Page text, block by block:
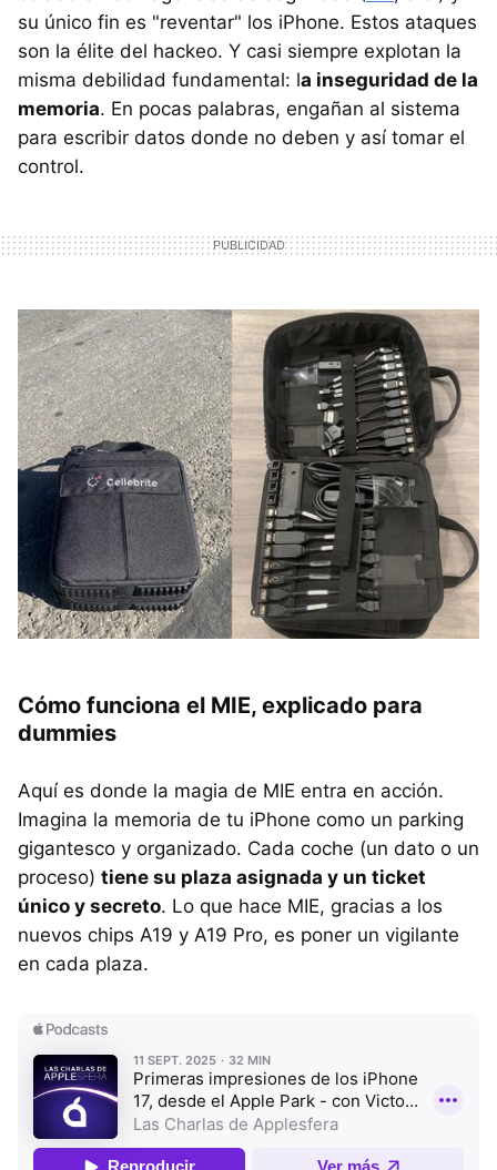
su único fin es "reventar" los iPhone. Estos ataques
son la élite del hackeo. Y casi siempre explotan la
misma debilidad fundamental: la inseguridad de la
memoria. En pocas palabras, engañan al sistema
para escribir datos donde no deben y así tomar el
control.
Cómo funciona el MIE, explicado para
dummies
Aquí es donde la magia de MIE entra en acción.
Imagina la memoria de tu iPhone como un parking
gigantesco y organizado. Cada coche (un dato o un
proceso) tiene su plaza asignada y un ticket
único y secreto. Lo que hace MIE, gracias a los
nuevos chips A19 y A19 Pro, es poner un vigilante
en cada plaza.